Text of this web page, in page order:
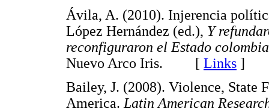
Ávila, A. (2010). Injerencia
López Hernández (ed.), Y
reconfiguraron el Estado
Nuevo Arco Iris. [ Links ]
Bailey, J. (2008). Violence, State
America. Latin American